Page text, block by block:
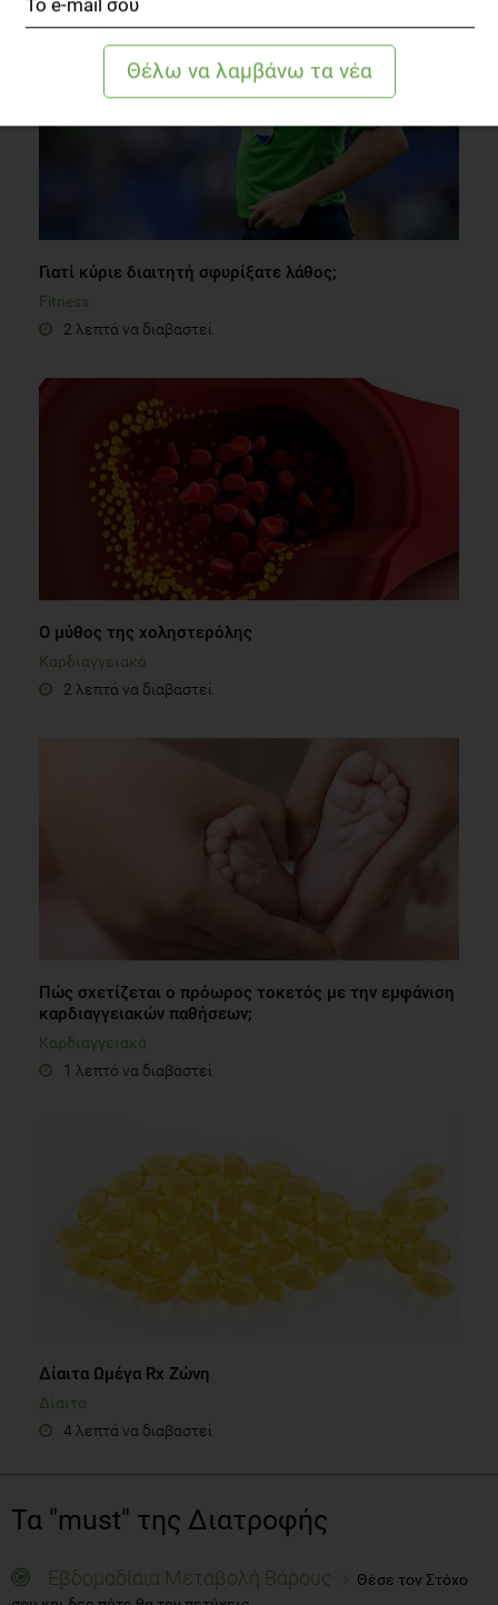
Γιατί κύριε διαιτητή σφυρίξατε λάθος;
Fitness
2 λεπτά να διαβαστεί
Ο μύθος της χοληστερόλης
Καρδιαγγειακά
2 λεπτά να διαβαστεί
Πώς σχετίζεται ο πρόωρος τοκετός με την εμφάνιση
καρδιαγγειακών παθήσεων;
Καρδιαγγειακά
1 λεπτό να διαβαστεί
Δίαιτα Ωμέγα Rx Ζώνη
Δίαιτα
4 λεπτά να διαβαστεί
Τα "must" της Διατροφής
Εβδομαδίαια Μεταβολή Βάρους
Θέσε τον Στόχο